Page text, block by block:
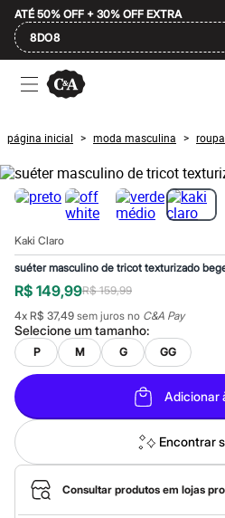
ATÉ 50% OFF + 30% OFF EXTRA
8DO8
Ofertas
Compre por Departamento
Masculino
Infantil
Calçados
Mindse7
Plus Size
2 calçados por R$189
3 lingeries por R$99
3 itens de beleza por R$129
Até 20% off
Até 40% off
Até 60% off
A partir de 60% off
Feminino
Em alta
Inverno
Alfaiataria
Novidades
Roupas
Blusas e Camisetas
Básicos
Calças
Casacos e Jaquetas
Jeans
página inicial > moda masculina >
Kaki Claro
suéter masculino de tricot texturizado
R$ 149,99R$ 159,99
4x R$ 37,49 sem juros no C&A Pay
Selecione umtamanho:
P M G GG
Adicionar
Encontrar
Consultar produtos em lojas